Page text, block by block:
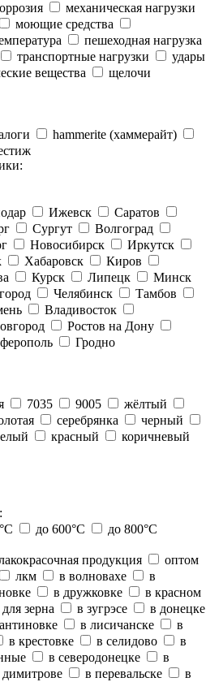
механическая нагрузки
моющие средства
пешеходная нагрузка
транспортные нагрузки
удары
вещества
щелочи
hammerite (хаммерайт)
Ижевск
Саратов
Сургут
Волгоград
Новосибирск
Иркутск
Хабаровск
Киров
Курск Липецк
Минск
Челябинск
Тамбов
Владивосток
Ростов на Дону
Гродно
7035 9005
жёлтый
серебрянка
черный
красный
коричневый
до 600°C
до 800°C
продукция
оптом
лкм в волновахе
в
в дружковке
в красном
для зерна в зугрэсе
в донецке
в лисичанске
в
в крестовке в селидово
в
в северодонецке
в
димитрове в перевальске
в